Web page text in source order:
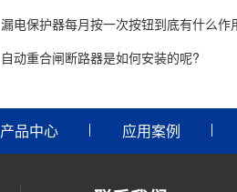
漏电保护器每月按一次按钮到底有什么作
自动重合闸断路器是如何安装的呢?
产品中心 应用案例